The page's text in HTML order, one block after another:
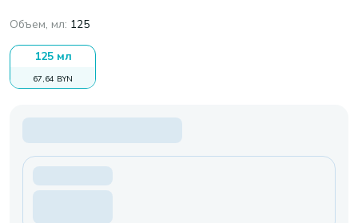
Объем, мл: 125
125 мл
67,64 BYN